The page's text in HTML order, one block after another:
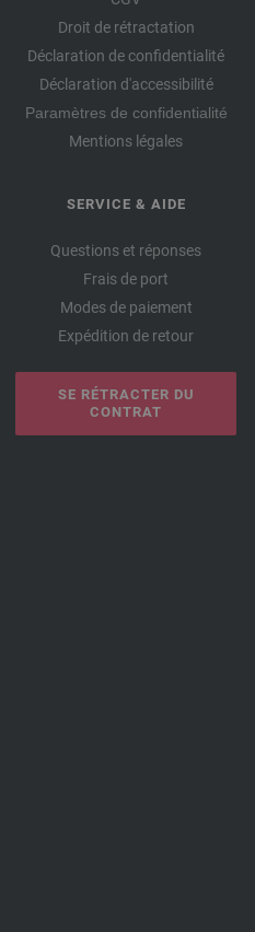
Droit de rétractation
Déclaration de confidentialité
Déclaration d'accessibilité
Paramètres de confidentialité
Mentions légales
SERVICE & AIDE
Questions et réponses
Frais de port
Modes de paiement
Expédition de retour
SE RÉTRACTER DU
CONTRAT